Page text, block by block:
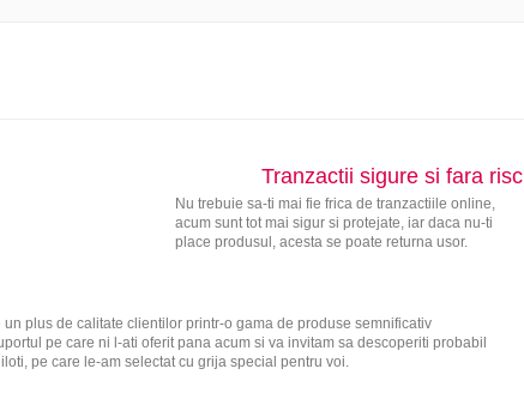
Tranzactii sigure si fara risc
Nu trebuie sa-ti mai fie frica de tranzactiile online,
acum sunt tot mai sigur si protejate, iar daca nu-ti
place produsul, acesta se poate returna usor.
plus de calitate clientilor printr-o gama de produse semnificativ
pe care ni l-ati oferit pana acum si va invitam sa descoperiti probabil
pe care le-am selectat cu grija special pentru voi.